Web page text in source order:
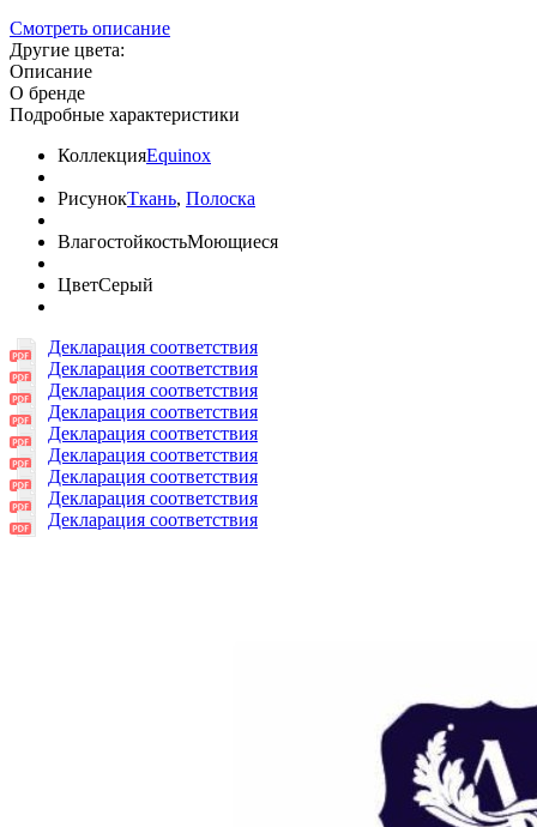
Смотреть описание
Другие цвета:
Описание
О бренде
Подробные характеристики
КоллекцияEquinox
РисунокТкань, Полоска
ВлагостойкостьМоющиеся
ЦветСерый
Декларация соответствия
Декларация соответствия
Декларация соответствия
Декларация соответствия
Декларация соответствия
Декларация соответствия
Декларация соответствия
Декларация соответствия
Декларация соответствия